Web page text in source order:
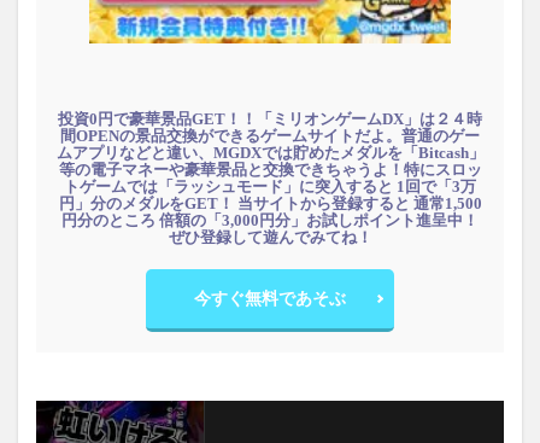
投資0円で豪華景品GET！！「ミリオンゲームDX」は２４時
間OPENの景品交換ができるゲームサイトだよ。普通のゲー
ムアプリなどと違い、MGDXでは貯めたメダルを「Bitcash」
等の電子マネーや豪華景品と交換できちゃうよ！特にスロッ
トゲームでは「ラッシュモード」に突入すると 1回で「3万
円」分のメダルをGET！ 当サイトから登録すると 通常1,500
円分のところ 倍額の「3,000円分」お試しポイント進呈中！
ぜひ登録して遊んでみてね！
今すぐ無料であそぶ